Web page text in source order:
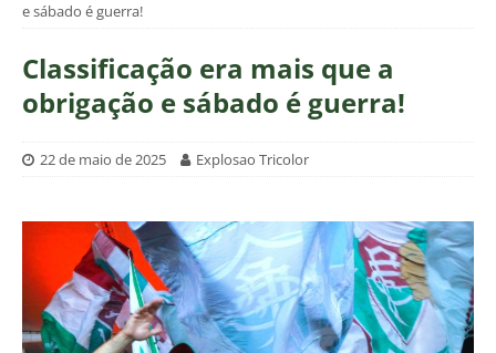
e sábado é guerra!
Classificação era mais que a
obrigação e sábado é guerra!
22 de maio de 2025 Explosao Tricolor